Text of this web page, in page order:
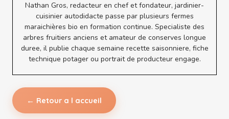
Nathan Gros, redacteur en chef et fondateur, jardinier-
cuisinier autodidacte passe par plusieurs fermes
maraichières bio en formation continue. Specialiste des
arbres fruitiers anciens et amateur de conserves longue
duree, il publie chaque semaine recette saisonniere, fiche
technique potager ou portrait de producteur engage.
← Retour a l accueil